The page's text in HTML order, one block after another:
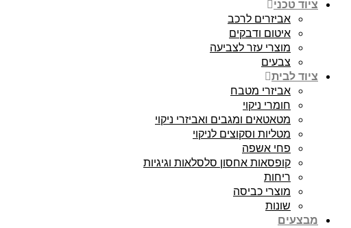
ציוד טכני
אביזרים לרכב
איטום ודבקים
מוצרי עזר לצביעה
צבעים
ציוד לבית
אביזרי מטבח
חומרי ניקוי
מטאטאים ומגבים ואביזרי ניקוי
מטליות וסקוצים לניקוי
פחי אשפה
קופסאות אחסון סלסלאות וגיגיות
ריחות
מוצרי כביסה
שונות
מבצעים